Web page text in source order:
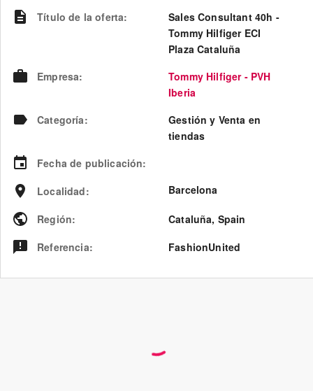
Título de la oferta:
Sales Consultant 40h -
Tommy Hilfiger ECI
Plaza Cataluña
Empresa:
Tommy Hilfiger - PVH
Iberia
Categoría:
Gestión y Venta en
tiendas
Fecha de publicación:
Localidad: Barcelona
Región: Cataluña, Spain
Referencia: FashionUnited